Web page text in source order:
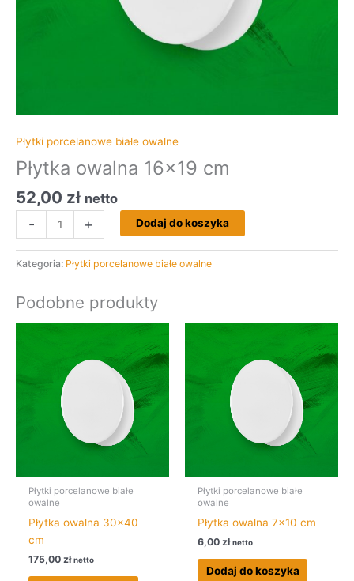
Płytki porcelanowe białe owalne
Płytka owalna 16×19 cm
52,00 zł netto
- + Dodaj do koszyka
Kategoria: Płytki porcelanowe białe owalne
Podobne produkty
Płytki porcelanowe białe
owalne
Płytka owalna 30×40
cm
175,00zł netto
Płytki porcelanowe białe
owalne
Płytka owalna 7×10 cm
6,00zł netto
Dodaj do koszyka